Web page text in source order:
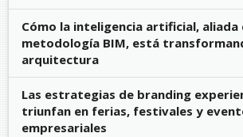
Cómo la inteligencia artificial, aliada
metodología BIM, está
arquitectura
Las estrategias de branding
triunfan en ferias, festivales y
empresariales